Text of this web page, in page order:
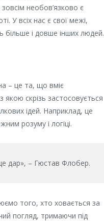
необов’язково є
У всіх нас є свої межі,
більше і довше інших людей.
– це та, що вміє
скрізь застосовується
ідей. Наприклад, це
розуму і логіці.
дар», – Гюстав Флобер.
того, хто ховається за
погляд, тримаючи під